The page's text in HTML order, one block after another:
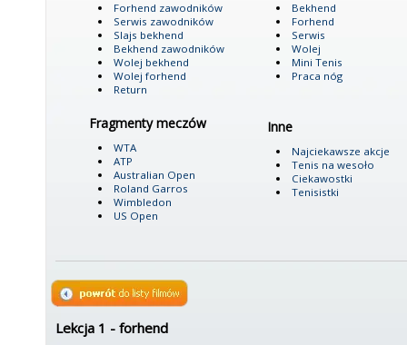
Forhend zawodników
Serwis zawodników
Slajs bekhend
Bekhend zawodników
Wolej bekhend
Wolej forhend
Return
Fragmenty meczów
WTA
ATP
Australian Open
Roland Garros
Wimbledon
US Open
Bekhend
Forhend
Serwis
Wolej
Mini Tenis
Praca nóg
Inne
Najciekawsze akcje
Tenis na wesoło
Ciekawostki
Tenisistki
Lekcja 1 - forhend